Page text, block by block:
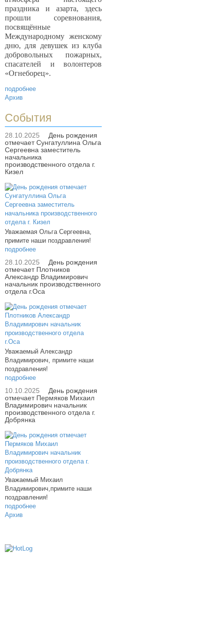
праздника и азарта, здесь
прошли соревнования,
посвящённые
Международному женскому
дню, для девушек из клуба
добровольных пожарных,
спасателей и волонтеров
«Огнеборец».
подробнее
Архив
События
28.10.2025
День рождения
отмечает Сунгатуллина Ольга
Сергеевна заместитель
начальника
производственного отдела г.
Кизел
Уважаемая Ольга Сергеевна,
примите наши поздравления!
подробнее
28.10.2025
День рождения
отмечает Плотников
Александр Владимирович
начальник производственного
отдела г.Оса
Уважаемый Александр
Владимирович, примите наши
поздравления!
подробнее
10.10.2025
День рождения
отмечает Пермяков Михаил
Владимирович начальник
производственного отдела г.
Добрянка
Уважаемый Михаил
Владимирович,примите наши
поздравления!
подробнее
Архив